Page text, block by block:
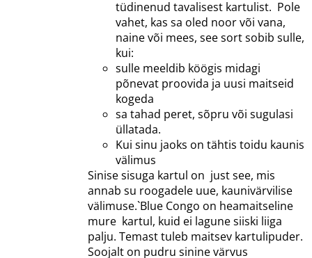
tüdinenud tavalisest kartulist. Pole
vahet, kas sa oled noor või vana,
naine või mees, see sort sobib sulle,
kui:
sulle meeldib köögis midagi
põnevat proovida ja uusi maitseid
kogeda
sa tahad peret, sõpru või sugulasi
üllatada.
Kui sinu jaoks on tähtis toidu kaunis
välimus
Sinise sisuga kartul on just see, mis
annab su roogadele uue, kaunivärvilise
välimuse.`Blue Congo on heamaitseline
mure kartul, kuid ei lagune siiski liiga
palju. Temast tuleb maitsev kartulipuder.
Soojalt on pudru sinine värvus